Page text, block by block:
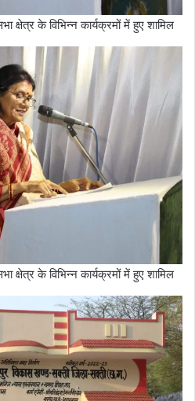
क्षेत्र के विभिन्न कार्यक्रमों में हुए शामिल
क्षेत्र के विभिन्न कार्यक्रमों में हुए शामिल